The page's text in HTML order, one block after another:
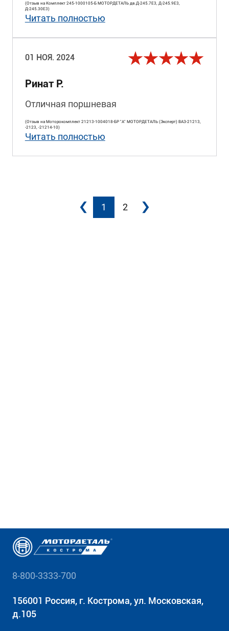
(Отзыв на Комплект 245-1000105-Б МОТОРДЕТАЛЬ дв.Д-245.7Е3, Д-245.9Е3,
Д-245.30Е3)
Читать полностью
01 НОЯ. 2024
Ринат Р.
Отличная поршневая
(Отзыв на Моторокомплект 21213-1004018-БР "A" МОТОРДЕТАЛЬ (Эксперт) ВАЗ-21213,
-2123, -21214-10)
Читать полностью
1 2
8-800-3333-700
156001 Россия, г. Кострома, ул. Московская,
д.105